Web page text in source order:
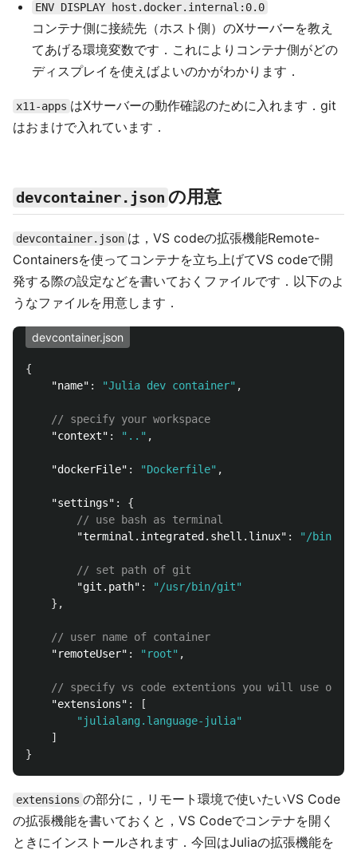
ENV DISPLAY host.docker.internal:0.0
コンテナ側に接続先（ホスト側）のXサーバーを教え
てあげる環境変数です．これによりコンテナ側がどの
ディスプレイを使えばよいのかがわかります．
x11-apps はXサーバーの動作確認のために入れます．git
はおまけで入れています．
devcontainer.json の用意
devcontainer.json は，VS codeの拡張機能Remote-
Containersを使ってコンテナを立ち上げてVS codeで開
発する際の設定などを書いておくファイルです．以下のよ
うなファイルを用意します．
devcontainer.json
{
"name" : "Julia dev container" ,
// specify your workspace
"context" : ".." ,
"dockerFile" : "Dockerfile" ,
"settings" :
{
// use bash as terminal
"terminal.integrated.shell.linux" : "/bin/
// set path of git
"git.path" :
"/usr/bin/git"
},
// user name of container
"remoteUser" : "root" ,
// specify vs code extentions you will use on
"extensions" :
[
"julialang.language-julia"
]
}
extensions の部分に，リモート環境で使いたいVS Code
の拡張機能を書いておくと，VS Codeでコンテナを開く
ときにインストールされます．今回はJuliaの拡張機能を